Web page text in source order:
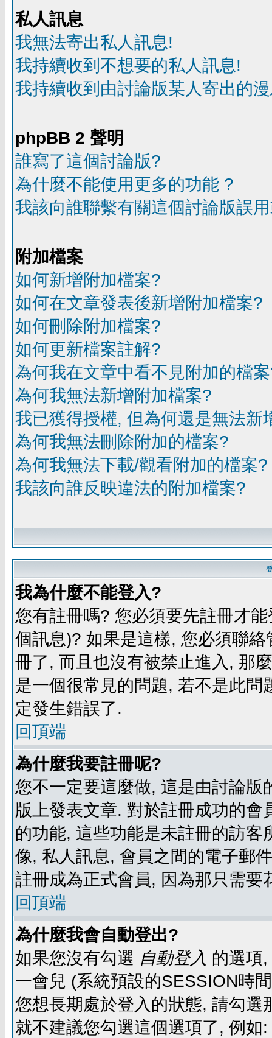
私人訊息
我無法寄出私人訊息!
我持續收到不想要的私人訊息!
我持續收到由討論版某人寄出的
phpBB 2 聲明
誰寫了這個討論版?
為什麼不能使用更多的功能 ?
我該向誰聯繫有關這個討論版誤
附加檔案
如何新增附加檔案?
如何在文章發表後新增附加檔案?
如何刪除附加檔案?
如何更新檔案註解?
為何我在文章中看不見附加的檔
為何我無法新增附加檔案?
我已獲得授權, 但為何還是無法新
為何我無法刪除附加的檔案?
為何我無法下載/觀看附加的檔案?
我該向誰反映違法的附加檔案?
我為什麼不能登入?
您有註冊嗎? 您必須要先註冊才
個訊息)? 如果是這樣, 您必須聯
冊了, 而且也沒有被禁止進入, 那
是一個很常見的問題, 若不是此
定發生錯誤了.
回頂端
為什麼我要註冊呢?
您不一定要這麼做, 這是由討論
版上發表文章. 對於註冊成功的
的功能, 這些功能是未註冊的訪
像, 私人訊息, 會員之間的電子郵
註冊成為正式會員, 因為那只需要
回頂端
為什麼我會自動登出?
如果您沒有勾選 自動登入 的選項
一會兒 (系統預設的SESSION時
您想長期處於登入的狀態, 請勾
就不建議您勾選這個選項了, 例